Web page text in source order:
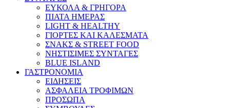
ΕΥΚΟΛΑ & ΓΡΗΓΟΡΑ
ΠΙΑΤΑ ΗΜΕΡΑΣ
LIGHT & HEALTHY
ΓΙΟΡΤΕΣ ΚΑΙ ΚΑΛΕΣΜΑΤΑ
ΣΝΑΚΣ & STREET FOOD
ΝΗΣΤΙΣΙΜΕΣ ΣΥΝΤΑΓΕΣ
BLUE ISLAND
ΓΑΣΤΡΟΝΟΜΙΑ
ΕΙΔΗΣΕΙΣ
ΑΣΦΑΛΕΙΑ ΤΡΟΦΙΜΩΝ
ΠΡΟΣΩΠΑ